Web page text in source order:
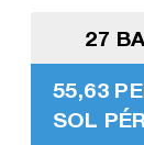
27
55,63
SOL